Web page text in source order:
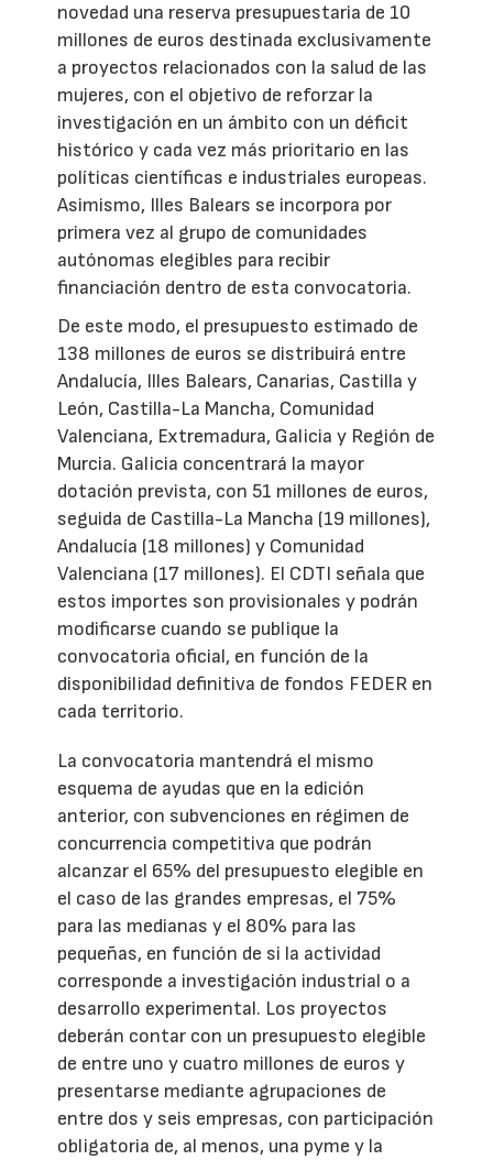
novedad una reserva presupuestaria de 10
millones de euros destinada exclusivamente
a proyectos relacionados con la salud de las
mujeres, con el objetivo de reforzar la
investigación en un ámbito con un déficit
histórico y cada vez más prioritario en las
políticas científicas e industriales europeas.
Asimismo, Illes Balears se incorpora por
primera vez al grupo de comunidades
autónomas elegibles para recibir
financiación dentro de esta convocatoria.
De este modo, el presupuesto estimado de
138 millones de euros se distribuirá entre
Andalucía, Illes Balears, Canarias, Castilla y
León, Castilla-La Mancha, Comunidad
Valenciana, Extremadura, Galicia y Región de
Murcia. Galicia concentrará la mayor
dotación prevista, con 51 millones de euros,
seguida de Castilla-La Mancha (19 millones),
Andalucía (18 millones) y Comunidad
Valenciana (17 millones). El CDTI señala que
estos importes son provisionales y podrán
modificarse cuando se publique la
convocatoria oficial, en función de la
disponibilidad definitiva de fondos FEDER en
cada territorio.
La convocatoria mantendrá el mismo
esquema de ayudas que en la edición
anterior, con subvenciones en régimen de
concurrencia competitiva que podrán
alcanzar el 65% del presupuesto elegible en
el caso de las grandes empresas, el 75%
para las medianas y el 80% para las
pequeñas, en función de si la actividad
corresponde a investigación industrial o a
desarrollo experimental. Los proyectos
deberán contar con un presupuesto elegible
de entre uno y cuatro millones de euros y
presentarse mediante agrupaciones de
entre dos y seis empresas, con participación
obligatoria de, al menos, una pyme y la